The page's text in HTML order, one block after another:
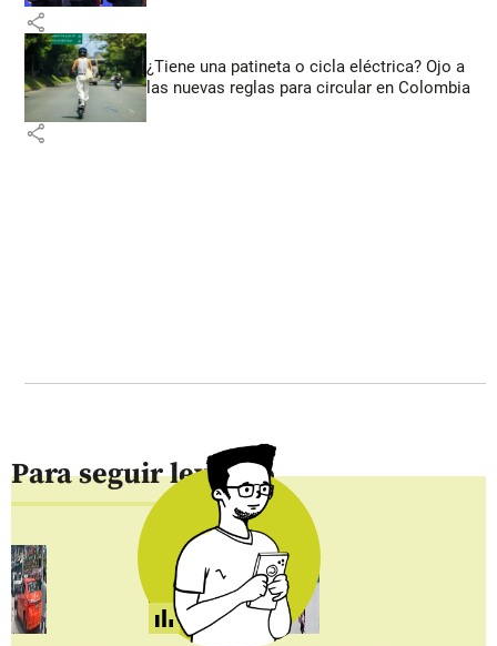
share
¿Tiene una patineta o cicla eléctrica? Ojo a
las nuevas reglas para circular en Colombia
share
Para seguir leyendo